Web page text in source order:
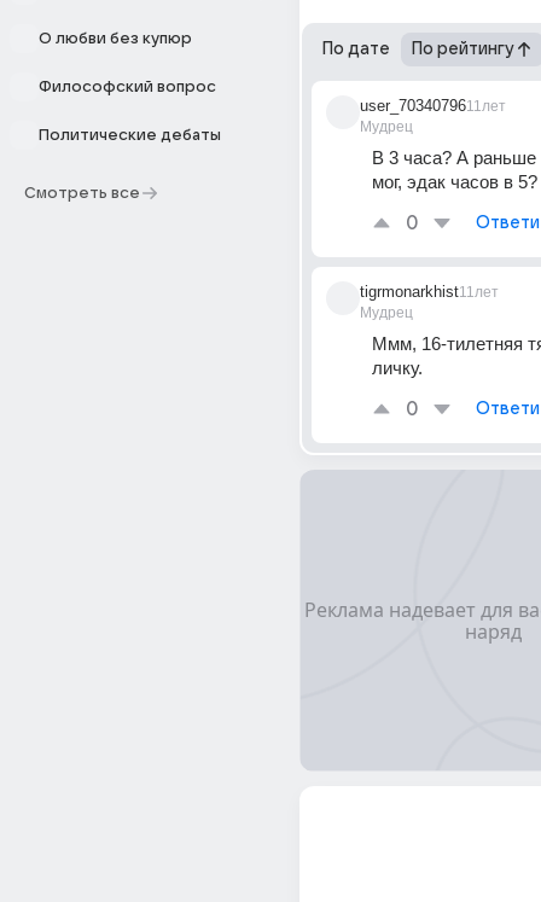
О любви без купюр
Философский вопрос
Политические дебаты
Смотреть все
По дате По рейтингу
user_70340796
Мудрец
11лет
В 3 часа? А раньше
мог, эдак часов в 5?
0
tigrmonarkhist
Мудрец
11лет
Ммм, 16-тилетняя
личку.
0